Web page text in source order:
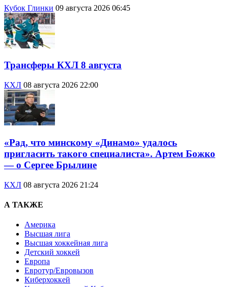
Кубок Глинки 09 августа 2026 06:45
Трансферы КХЛ 8 августа
КХЛ 08 августа 2026 22:00
«Рад, что минскому «Динамо» удалось
пригласить такого специалиста». Артем Божко
— о Сергее Брылине
КХЛ 08 августа 2026 21:24
А ТАКЖЕ
Америка
Высшая лига
Высшая хоккейная лига
Детский хоккей
Европа
Евротур/Евровызов
Киберхоккей